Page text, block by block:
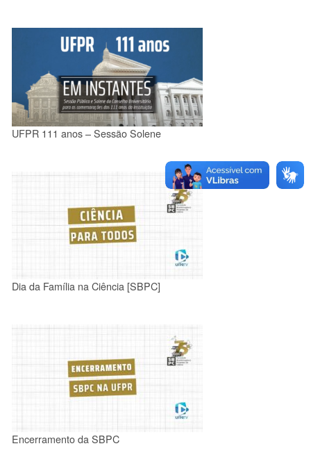
UFPR 111 anos – Sessão Solene
Dia da Família na Ciência [SBPC]
Encerramento da SBPC